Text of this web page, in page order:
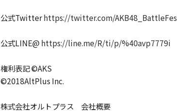
公式Twitterhttps://twitter.com/AKB48_BattleFes
公式LINE@ https://line.me/R/ti/p/%40avp7779i
権利表記 ©AKS
©2018AltPlus Inc.
株式会社オルトプラス 会社概要